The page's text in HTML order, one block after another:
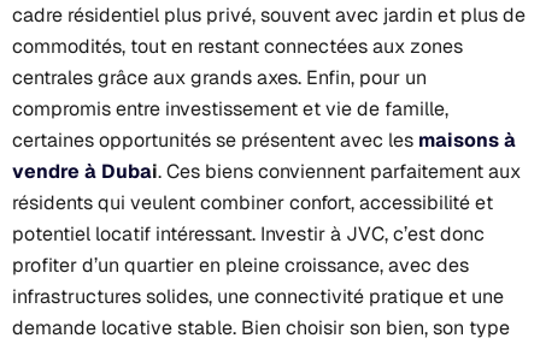
cadre résidentiel plus privé, souvent avec jardin et plus de
commodités, tout en restant connectées aux zones
centrales grâce aux grands axes. Enfin, pour un
compromis entre investissement et vie de famille,
certaines opportunités se présentent avec les maisons à
vendre à Dubai. Ces biens conviennent parfaitement aux
résidents qui veulent combiner confort, accessibilité et
potentiel locatif intéressant. Investir à JVC, c’est donc
profiter d’un quartier en pleine croissance, avec des
infrastructures solides, une connectivité pratique et une
demande locative stable. Bien choisir son bien, son type